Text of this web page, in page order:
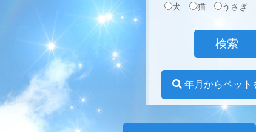
犬 猫 うさぎ
年月からペット